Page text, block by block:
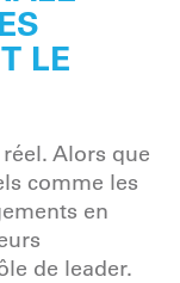
LE
Alors que
comme les
en
de leader.